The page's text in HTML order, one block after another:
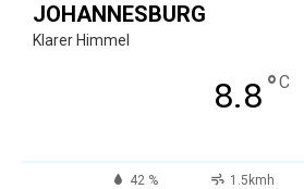
JOHANNESBURG
Klarer Himmel
8.8°C
42 % 1.5kmh